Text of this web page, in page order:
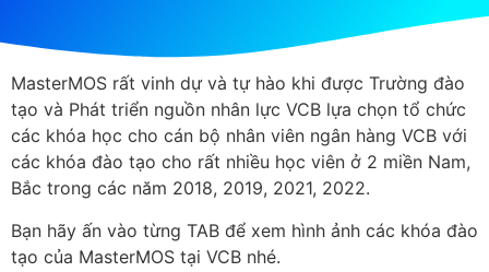
MasterMOS rất vinh dự và tự hào khi được Trường đào
tạo và Phát triển nguồn nhân lực VCB lựa chọn tổ chức
các khóa học cho cán bộ nhân viên ngân hàng VCB với
các khóa đào tạo cho rất nhiều học viên ở 2 miền Nam,
Bắc trong các năm 2018, 2019, 2021, 2022.
Bạn hãy ấn vào từng TAB để xem hình ảnh các khóa đào
tạo của MasterMOS tại VCB nhé.